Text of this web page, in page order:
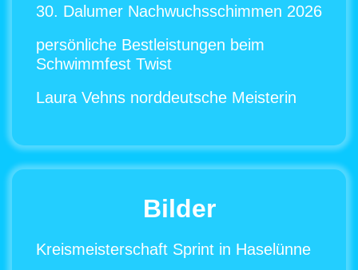
30. Dalumer Nachwuchsschimmen 2026
persönliche Bestleistungen beim
Schwimmfest Twist
Laura Vehns norddeutsche Meisterin
Bilder
Kreismeisterschaft Sprint in Haselünne